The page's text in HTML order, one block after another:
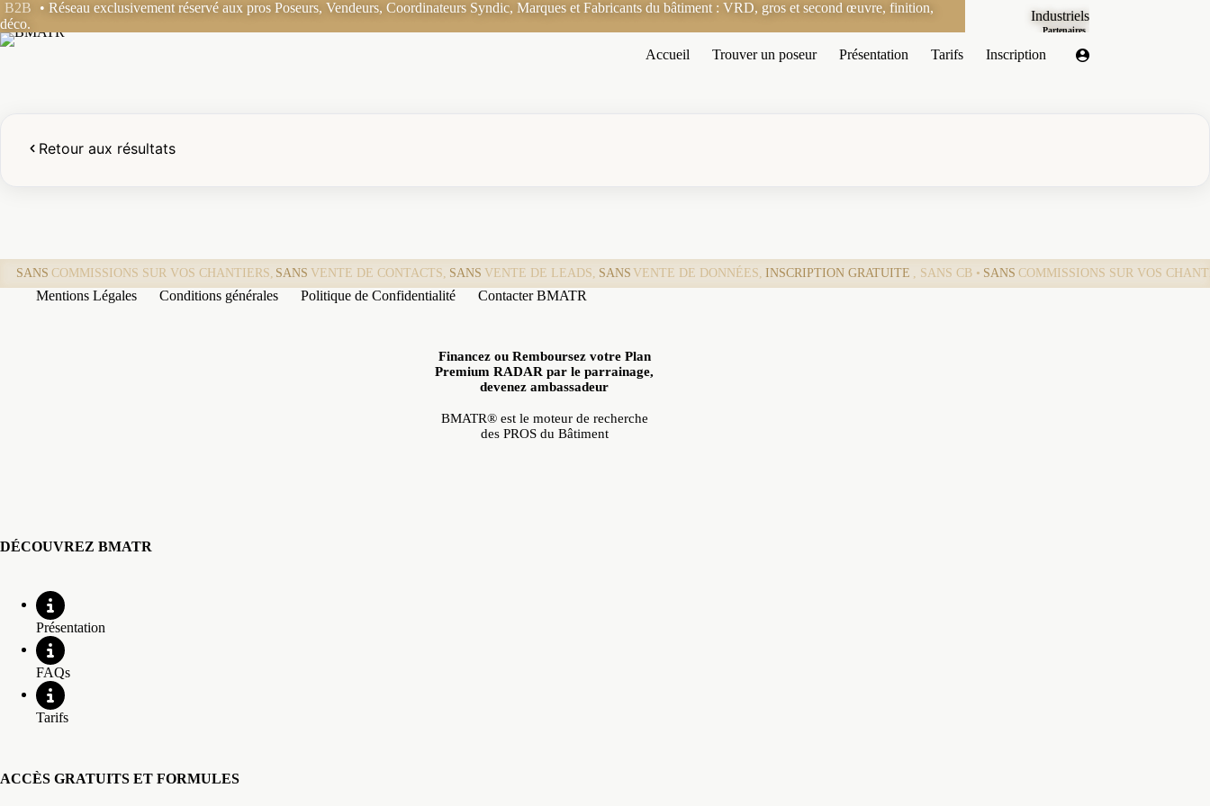
Passer
au
contenu
B2B
• Réseau exclusivement réservé aux pros Poseurs, Vendeurs, Coordinateurs Syndic, Marques et Fabricants du bâtiment : VRD, gros et second œuvre, finition,
déco.
Industriels
Partenaires
Accueil Trouver un poseur Présentation Tarifs Inscription
Retour aux résultats
SANS COMMISSIONS SUR VOS CHANTIERS, SANS VENTE DE CONTACTS, SANS VENTE DE LEADS, SANS VENTE DE DONNÉES, INSCRIPTION GRATUITE , SANS CB • SANS COMMISSIONS SUR VOS
Mentions Légales Conditions générales Politique de Confidentialité Contacter BMATR
Financez ou Remboursez votre Plan
Premium RADAR par le parrainage,
devenez ambassadeur
BMATR® est le moteur de recherche
des PROS du Bâtiment
DÉCOUVREZ BMATR
Présentation
FAQs
Tarifs
ACCÈS GRATUITS ET FORMULES